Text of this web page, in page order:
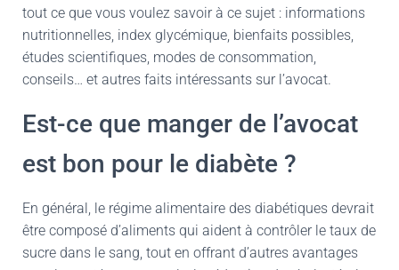
tout ce que vous voulez savoir à ce sujet : informations
nutritionnelles, index glycémique, bienfaits possibles,
études scientifiques, modes de consommation,
conseils… et autres faits intéressants sur l’avocat.
Est-ce que manger de l’avocat
est bon pour le diabète ?
En général, le régime alimentaire des diabétiques devrait
être composé d’aliments qui aident à contrôler le taux de
sucre dans le sang, tout en offrant d’autres avantages